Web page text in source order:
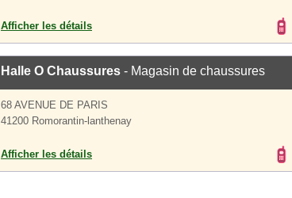
Afficher les détails
Halle O Chaussures - Magasin de chaussures
68 AVENUE DE PARIS
41200 Romorantin-lanthenay
Afficher les détails